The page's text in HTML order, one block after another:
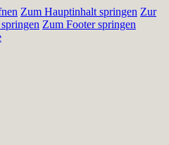
Zum Hauptinhalt springen Zur
Zum Footer springen